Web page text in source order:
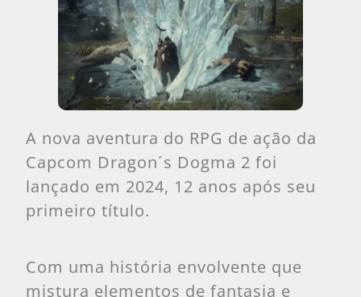
A nova aventura do RPG de ação da
Capcom Dragon´s Dogma 2 foi
lançado em 2024, 12 anos após seu
primeiro título.
Com uma história envolvente que
mistura elementos de fantasia e